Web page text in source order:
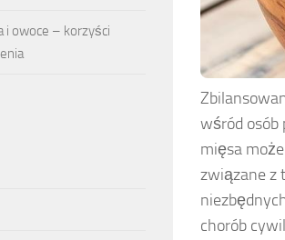
wśród osób
mięsa
związane z
chorób
i owoce – korzyści